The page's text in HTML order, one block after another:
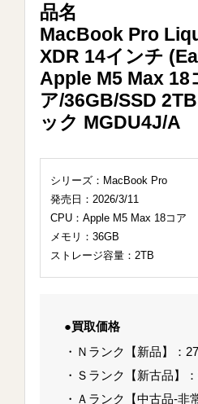
品名
MacBook Pro
XDR 14インチ
Apple M5 Max 18
ア/36GB/SSD
ック MGDU4J/A
シリーズ：MacBook Pro
発売日：2026/3/11
CPU：Apple M5 Max 18コア
メモリ：36GB
ストレージ容量：2TB
●買取価格
・Ｎランク【新品】：
・Ｓランク【新古品】
・Ａランク【中古品-非